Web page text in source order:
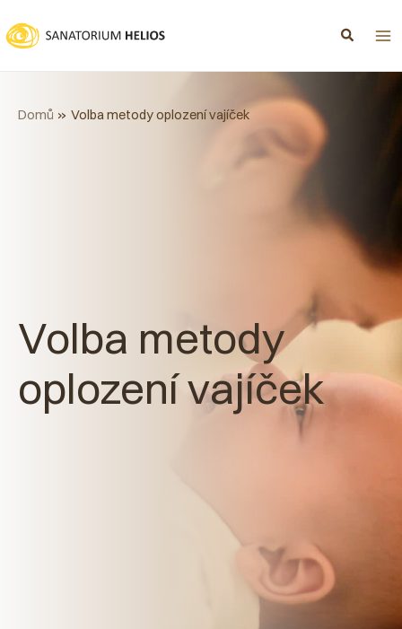
na
obsah
Volba metody
oplození vajíček
Domů Volba metody oplození vajíček